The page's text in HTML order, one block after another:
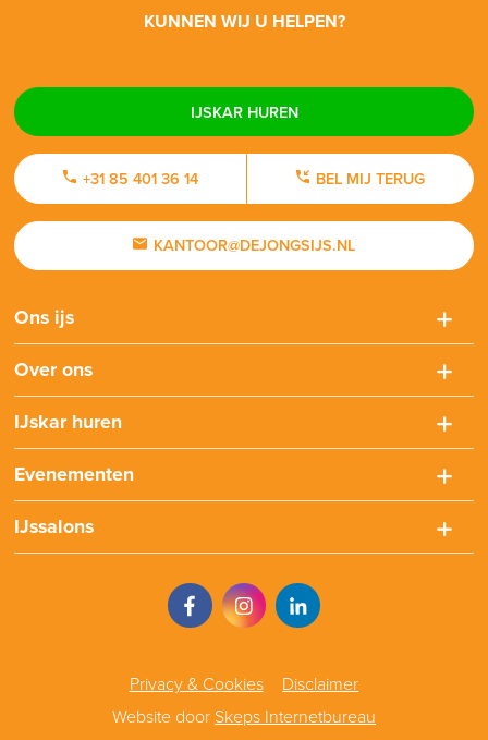
KUNNEN WIJ U HELPEN?
IJSKAR HUREN
+31 85 401 36 14 BEL MIJ TERUG
KANTOOR@DEJONGSIJS.NL
Ons ijs
Over ons
IJskar huren
Evenementen
IJssalons
Privacy & Cookies
Disclaimer
Website door Skeps Internetbureau